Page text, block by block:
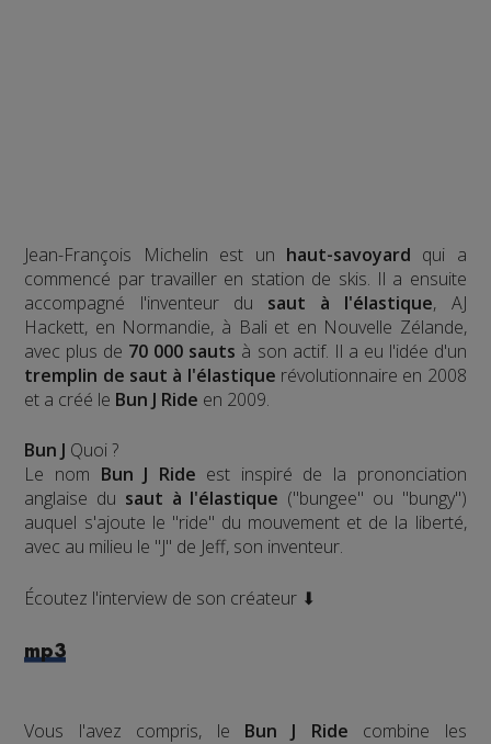
Jean-François Michelin est un haut-savoyard qui a
commencé par travailler en station de skis. Il a ensuite
accompagné l'inventeur du saut à l'élastique, AJ
Hackett, en Normandie, à Bali et en Nouvelle Zélande,
avec plus de 70 000 sauts à son actif. Il a eu l'idée d'un
tremplin de saut à l'élastique révolutionnaire en 2008
et a créé le Bun J Ride en 2009.
Bun J Quoi ?
Le nom Bun J Ride est inspiré de la prononciation
anglaise du saut à l'élastique ("bungee" ou "bungy")
auquel s'ajoute le "ride" du mouvement et de la liberté,
avec au milieu le "J" de Jeff, son inventeur.
Écoutez l'interview de son créateur ⬇
mp3
Vous l'avez compris, le Bun J Ride combine les